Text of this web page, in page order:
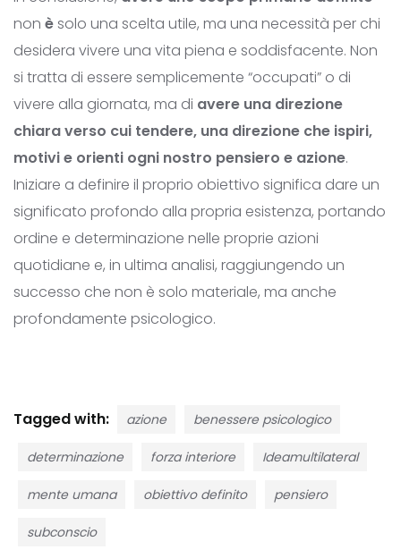
non èsolo una scelta utile, ma una necessità per chi
desidera vivere una vita piena e soddisfacente. Non
si tratta di essere semplicemente “occupati” o di
vivere alla giornata, ma di avere una direzione
chiara verso cui tendere, una direzione che ispiri,
motivi e orienti ogni nostro pensiero e azione.
Iniziare a definire il proprio obiettivo significa dare un
significato profondo alla propria esistenza, portando
ordine e determinazione nelle proprie azioni
quotidiane e, in ultima analisi, raggiungendo un
successo che non è solo materiale, ma anche
profondamente psicologico.
Tagged with: azione benessere psicologico
determinazione forza interiore Ideamultilateral
mente umana obiettivo definito pensiero
subconscio